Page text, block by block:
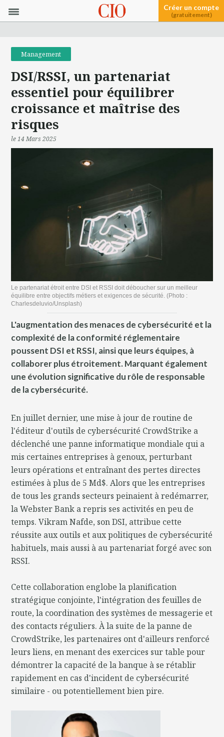
Créer un compte
(gratuitement)
Management
DSI/RSSI, un partenariat
essentiel pour équilibrer
croissance et maîtrise des
risques
le 14 Mars 2025
Le partenariat étroit entre DSI et RSSI doit déboucher sur un meilleur
équilibre entre objectifs métiers et exigences de sécurité. (Photo :
Charlesdeluvio/Unsplash)
L'augmentation des menaces de cybersécurité et la
complexité de la conformité réglementaire
poussent DSI et RSSI, ainsi que leurs équipes, à
collaborer plus étroitement. Marquant également
une évolution significative du rôle de responsable
de la cybersécurité.
En juillet dernier, une mise à jour de routine de
l'éditeur d'outils de cybersécurité CrowdStrike a
déclenché une panne informatique mondiale qui a
mis certaines entreprises à genoux, perturbant
leurs opérations et entraînant des pertes directes
estimées à plus de 5 Md$. Alors que les entreprises
de tous les grands secteurs peinaient à redémarrer,
la Webster Bank a repris ses activités en peu de
temps. Vikram Nafde, son DSI, attribue cette
réussite aux outils et aux politiques de cybersécurité
habituels, mais aussi à au partenariat forgé avec son
RSSI.
Cette collaboration englobe la planification
stratégique conjointe, l'intégration des feuilles de
route, la coordination des systèmes de messagerie et
des contacts réguliers. À la suite de la panne de
CrowdStrike, les partenaires ont d'ailleurs renforcé
leurs liens, en menant des exercices sur table pour
démontrer la capacité de la banque à se rétablir
rapidement en cas d'incident de cybersécurité
similaire - ou potentiellement bien pire.